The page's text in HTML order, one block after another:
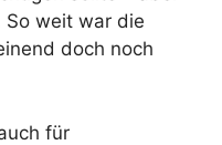
So weit war die
doch noch
für